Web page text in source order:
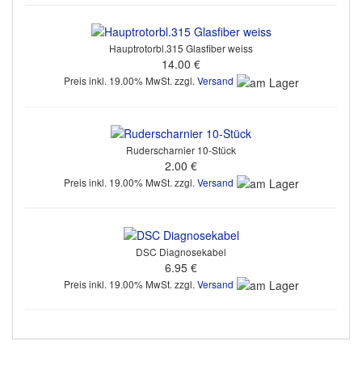
Hauptrotorbl.315 Glasfiber weiss
14.00 €
Preis inkl. 19.00% MwSt. zzgl.Versand
Ruderscharnier 10-Stück
2.00 €
Preis inkl. 19.00% MwSt. zzgl. Versand
DSC Diagnosekabel
6.95 €
Preis inkl. 19.00% MwSt. zzgl. Versand